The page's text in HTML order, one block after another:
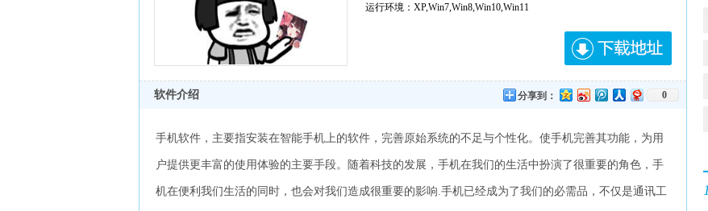
运行环境：XP,Win7,Win8,Win10,Win11
软件介绍 分享到： 0
手机软件，主要指安装在智能手机上的软件，完善原始系统的不足与个性化。使手机完善其功能，为用
户提供更丰富的使用体验的主要手段。随着科技的发展，手机在我们的生活中扮演了很重要的角色，手
机在便利我们生活的同时，也会对我们造成很重要的影响.手机已经成为了我们的必需品，不仅是通讯工 1